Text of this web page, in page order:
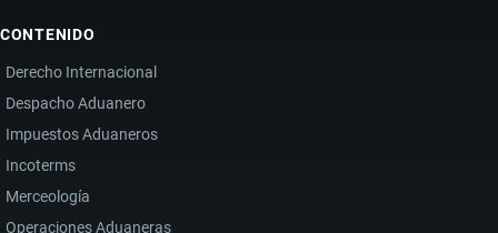
CONTENIDO
Derecho Internacional
Despacho Aduanero
Impuestos Aduaneros
Incoterms
Merceología
Operaciones Aduaneras